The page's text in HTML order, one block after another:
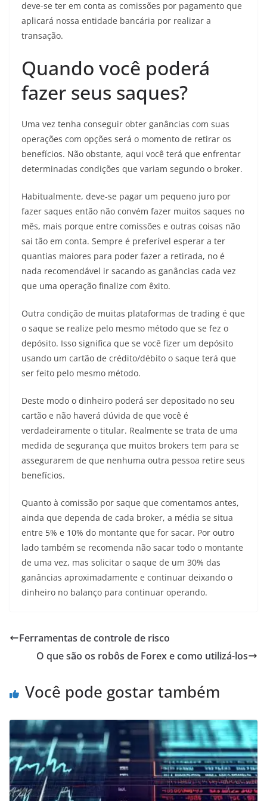
deve-se ter em conta as comissões por pagamento que
aplicará nossa entidade bancária por realizar a
transação.
Quando você poderá
fazer seus saques?
Uma vez tenha conseguir obter ganâncias com suas
operações com opções será o momento de retirar os
benefícios. Não obstante, aqui você terá que enfrentar
determinadas condições que variam segundo o broker.
Habitualmente, deve-se pagar um pequeno juro por
fazer saques então não convém fazer muitos saques no
mês, mais porque entre comissões e outras coisas não
sai tão em conta. Sempre é preferível esperar a ter
quantias maiores para poder fazer a retirada, no é
nada recomendável ir sacando as ganâncias cada vez
que uma operação finalize com êxito.
Outra condição de muitas plataformas de trading é que
o saque se realize pelo mesmo método que se fez o
depósito. Isso significa que se você fizer um depósito
usando um cartão de crédito/débito o saque terá que
ser feito pelo mesmo método.
Deste modo o dinheiro poderá ser depositado no seu
cartão e não haverá dúvida de que você é
verdadeiramente o titular. Realmente se trata de uma
medida de segurança que muitos brokers tem para se
assegurarem de que nenhuma outra pessoa retire seus
benefícios.
Quanto à comissão por saque que comentamos antes,
ainda que dependa de cada broker, a média se situa
entre 5% e 10% do montante que for sacar. Por outro
lado também se recomenda não sacar todo o montante
de uma vez, mas solicitar o saque de um 30% das
ganâncias aproximadamente e continuar deixando o
dinheiro no balanço para continuar operando.
Ferramentas de controle de risco
O que são os robôs de Forex e como utilizá-los
Você pode gostar também